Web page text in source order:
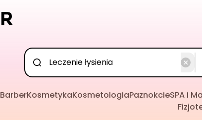
BarberKosmetykaKosmetologiaPaznokcieSPA i